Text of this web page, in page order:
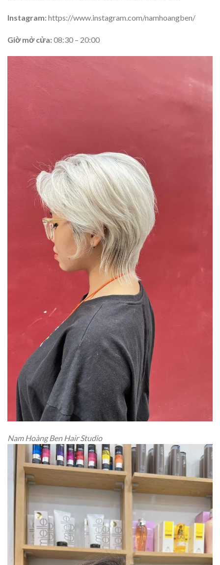
Instagram:https://www.instagram.com/namhoangben/
Giờ mở cửa:08:30 – 20:00
Nam Hoàng Ben Hair Studio